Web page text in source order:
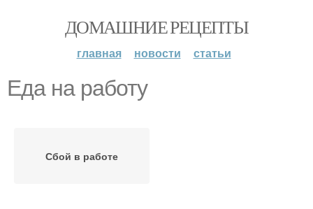
ДОМАШНИЕ РЕЦЕПТЫ
главная новости статьи
Еда на работу
Сбой в работе